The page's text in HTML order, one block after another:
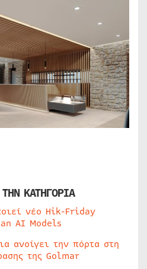
ΚΑΤΗΓΟΡΙΑ
νέο Hik-Friday
AI Models
ανοίγει την πόρτα στη
της Golmar